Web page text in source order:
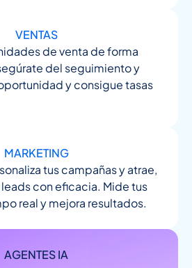
VENTAS
de venta de forma
del seguimiento y
y consigue tasas
MARKETING
tus campañas y atrae,
con eficacia. Mide tus
real y mejora resultados.
AGENTES IA